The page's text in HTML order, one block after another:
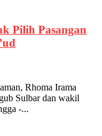
Pilih Pasangan
Rhoma Irama
Sulbar dan wakil
-...